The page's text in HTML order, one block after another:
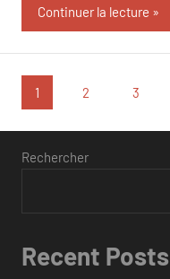
Continuer la lecture
Pagination
des
publications
1 2 3
Rechercher
Recent Posts